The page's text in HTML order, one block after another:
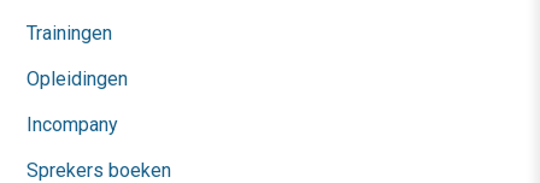
Trainingen
Opleidingen
Incompany
Sprekers boeken